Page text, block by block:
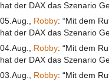
hat der DAX das Szenario
05.Aug., Robby: “Mit dem
hat der DAX das Szenario
04.Aug., Robby: “Mit dem
hat der DAX das Szenario
03.Aug., Robby: “Mit dem